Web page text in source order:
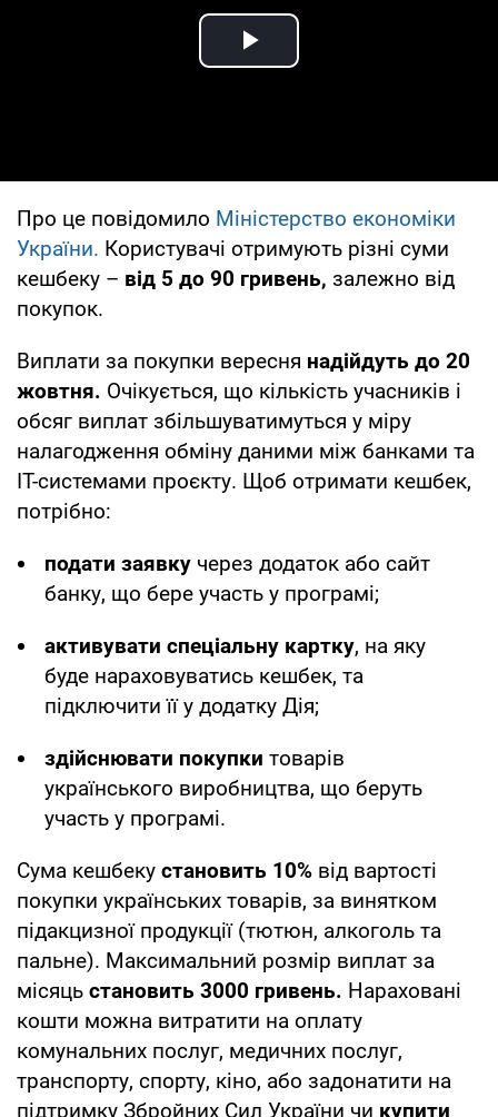
Play Video
Про це повідомило Міністерство економіки
України. Користувачі отримують різні суми
кешбеку – від 5 до 90 гривень, залежно від
покупок.
Виплати за покупки вересня надійдуть до 20
жовтня. Очікується, що кількість учасників і
обсяг виплат збільшуватимуться у міру
налагодження обміну даними між банками та
IT-системами проєкту. Щоб отримати кешбек,
потрібно:
подати заявку через додаток або сайт
банку, що бере участь у програмі;
активувати спеціальну картку, на яку
буде нараховуватись кешбек, та
підключити її у додатку Дія;
здійснювати покупки товарів
українського виробництва, що беруть
участь у програмі.
Сума кешбеку становить 10% від вартості
покупки українських товарів, за винятком
підакцизної продукції (тютюн, алкоголь та
пальне). Максимальний розмір виплат за
місяць становить 3000 гривень. Нараховані
кошти можна витратити на оплату
комунальних послуг, медичних послуг,
транспорту, спорту, кіно, або задонатити на
підтримку Збройних Сил України чи купити